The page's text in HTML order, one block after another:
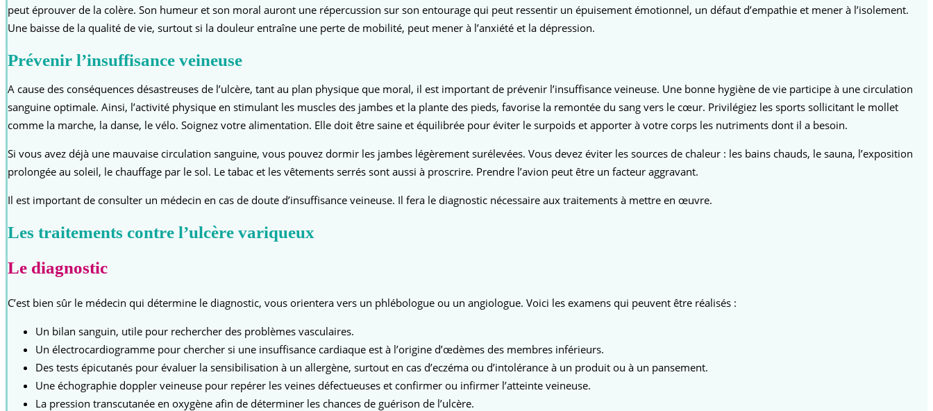
peut éprouver de la colère. Son humeur et son moral auront une répercussion sur son entourage qui peut ressentir un épuisement émotionnel, un défaut d’empathie et mener à l’isolement.
Une baisse de la qualité de vie, surtout si la douleur entraîne une perte de mobilité, peut mener à l’anxiété et la dépression.
Prévenir l’insuffisance veineuse
A cause des conséquences désastreuses de l’ulcère, tant au plan physique que moral, il est important de prévenir l’insuffisance veineuse. Une bonne hygiène de vie participe à une circulation
sanguine optimale. Ainsi, l’activité physique en stimulant les muscles des jambes et la plante des pieds, favorise la remontée du sang vers le cœur. Privilégiez les sports sollicitant le mollet
comme la marche, la danse, le vélo. Soignez votre alimentation. Elle doit être saine et équilibrée pour éviter le surpoids et apporter à votre corps les nutriments dont il a besoin.
Si vous avez déjà une mauvaise circulation sanguine, vous pouvez dormir les jambes légèrement surélevées. Vous devez éviter les sources de chaleur : les bains chauds, le sauna, l’exposition
prolongée au soleil, le chauffage par le sol. Le tabac et les vêtements serrés sont aussi à proscrire. Prendre l’avion peut être un facteur aggravant.
Il est important de consulter un médecin en cas de doute d’insuffisance veineuse. Il fera le diagnostic nécessaire aux traitements à mettre en œuvre.
Les traitements contre l’ulcère variqueux
Le diagnostic
C’est bien sûr le médecin qui détermine le diagnostic, vous orientera vers un phlébologue ou un angiologue. Voici les examens qui peuvent être réalisés :
Un bilan sanguin, utile pour rechercher des problèmes vasculaires.
Un électrocardiogramme pour chercher si une insuffisance cardiaque est à l’origine d’œdèmes des membres inférieurs.
Des tests épicutanés pour évaluer la sensibilisation à un allergène, surtout en cas d’eczéma ou d’intolérance à un produit ou à un pansement.
Une échographie doppler veineuse pour repérer les veines défectueuses et confirmer ou infirmer l’atteinte veineuse.
La pression transcutanée en oxygène afin de déterminer les chances de guérison de l’ulcère.